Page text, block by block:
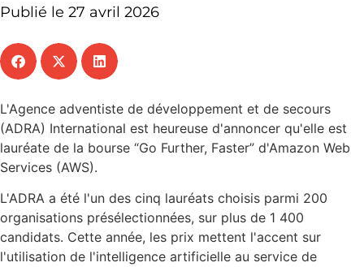
Publié le 27 avril 2026
L'Agence adventiste de développement et de secours
(ADRA) International est heureuse d'annoncer qu'elle est
lauréate de la bourse “Go Further, Faster” d'Amazon Web
Services (AWS).
L'ADRA a été l'un des cinq lauréats choisis parmi 200
organisations présélectionnées, sur plus de 1 400
candidats. Cette année, les prix mettent l'accent sur
l'utilisation de l'intelligence artificielle au service de